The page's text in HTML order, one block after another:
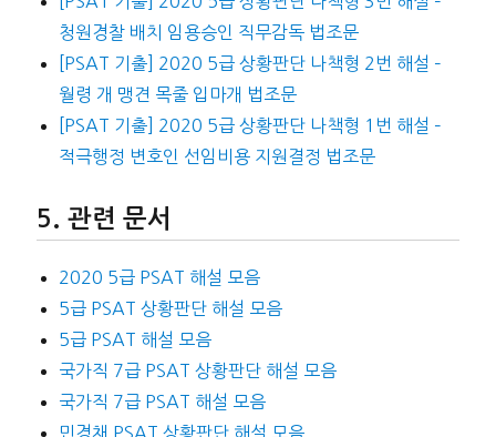
청원경찰 배치 임용승인 직무감독 법조문
[PSAT 기출] 2020 5급 상황판단 나책형 2번 해설 –
월령 개 맹견 목줄 입마개 법조문
[PSAT 기출] 2020 5급 상황판단 나책형 1번 해설 –
적극행정 변호인 선임비용 지원결정 법조문
관련 문서
2020 5급 PSAT 해설 모음
5급 PSAT 상황판단 해설 모음
5급 PSAT 해설 모음
국가직 7급 PSAT 상황판단 해설 모음
국가직 7급 PSAT 해설 모음
민경채 PSAT 상황판단 해설 모음